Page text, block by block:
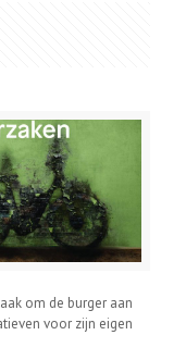
om de burger aan
voor zijn eigen